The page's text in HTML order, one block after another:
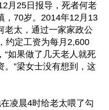
月25日报导，死者何老
，70岁。2014年12月13
老太，通过一家家政公
约定工资为每月2,600
“如果做了几天老人就死
。”梁女士没有想到，这
凌晨4时给老太喂了勾